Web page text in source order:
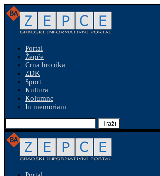
Portal
Žepče
Crna hronika
ZDK
Sport
Kultura
Kolumne
In memoriam
Traži